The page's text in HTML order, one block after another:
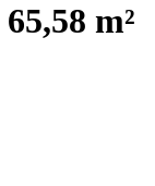
65,58 m²